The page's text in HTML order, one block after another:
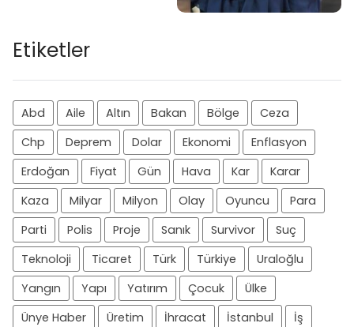
Etiketler
Abd Aile Altın Bakan Bölge
Ceza
Chp
Deprem Dolar Ekonomi
Enflasyon
Erdoğan
Fiyat Gün Hava Kar
Karar
Kaza
Milyar Milyon Olay Oyuncu
Para
Parti
Polis Proje Sanık Survivor
Suç
Teknoloji
Ticaret Türk Türkiye
Uraloğlu
Yangın
Yapı Yatırım Çocuk
Ülke
Ünye Haber
Üretim İhracat İstanbul
İş